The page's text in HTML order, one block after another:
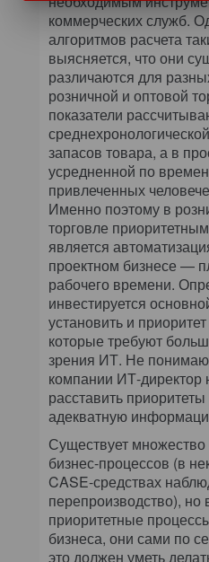
коммерческих служб.
алгоритмов расчета
выясняется, что они
различаются для
розничной и оптовой
показатели
запасов товара, а в
усредненной по
привлеченных
Именно поэтому в
торговле
является
проектном бизнесе —
рабочего времени.
инвестируется
установить и
которые требуют
зрения ИТ. Не
компании ИТ-директор
расставить приоритеты
адекватную
Существует множество
бизнес-процессов (в
CASE-средствах
перепроизводство), но
приоритетные
бизнеса, они сами по
это должен уметь